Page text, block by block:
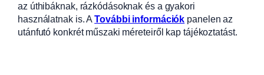
az úthibáknak, rázkódásoknak és a gyakori
használatnak is. ATovábbi információk panelen az
utánfutó konkrét műszaki méreteiről kap tájékoztatást.